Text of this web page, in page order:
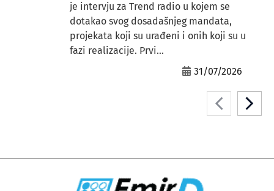
je intervju za Trend radio u kojem se
dotakao svog dosadašnjeg mandata,
projekata koji su urađeni i onih koji su u
fazi realizacije. Prvi...
31/07/2026